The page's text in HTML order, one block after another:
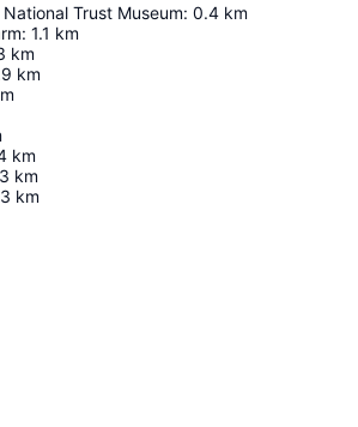
Trust Museum: 0.4 km
: 1.1 km
km
km
km
km
km